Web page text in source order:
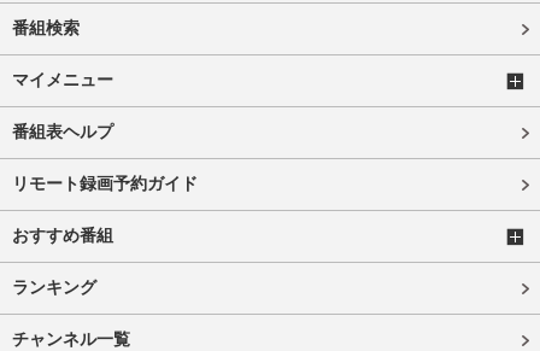
番組検索
マイメニュー
番組表ヘルプ
リモート録画予約ガイド
おすすめ番組
ランキング
チャンネル一覧